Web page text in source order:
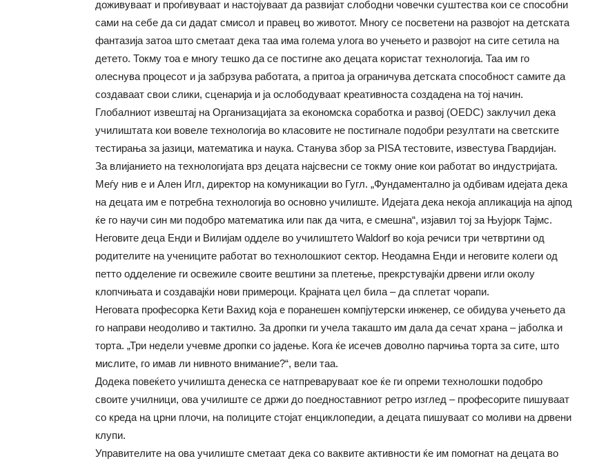
доживуваат и проѓивуваат и настојуваат да развијат слободни човечки суштества кои се способни
сами на себе да си дадат смисол и правец во животот. Многу се посветени на развојот на детската
фантазија затоа што сметаат дека таа има голема улога во учењето и развојот на сите сетила на
детето. Токму тоа е многу тешко да се постигне ако децата користат технологија. Таа им го
олеснува процесот и ја забрзува работата, а притоа ја ограничува детската способност самите да
создаваат свои слики, сценарија и ја ослободуваат креативноста создадена на тој начин.
Глобалниот извештај на Организацијата за економска соработка и развој (OEDC) заклучил дека
училиштата кои вовеле технологија во класовите не постигнале подобри резултати на светските
тестирања за јазици, математика и наука. Станува збор за PISA тестовите, известува Гвардијан.
За влијанието на технологијата врз децата најсвесни се токму оние кои работат во индустријата.
Меѓу нив е и Ален Игл, директор на комуникации во Гугл. „Фундаментално ја одбивам идејата дека
на децата им е потребна технологија во основно училиште. Идејата дека некоја апликација на ајпод
ќе го научи син ми подобро математика или пак да чита, е смешна“, изјавил тој за Њујорк Тајмс.
Неговите деца Енди и Вилијам одделе во училиштето Waldorf во која речиси три четвртини од
родителите на учениците работат во технолошкиот сектор. Неодамна Енди и неговите колеги од
петто одделение ги освежиле своите вештини за плетење, прекрстувајќи дрвени игли околу
клопчињата и создавајќи нови примероци. Крајната цел била – да сплетат чорапи.
Неговата професорка Кети Вахид која е поранешен компјутерски инженер, се обидува учењето да
го направи неодоливо и тактилно. За дропки ги учела такашто им дала да сечат храна – јаболка и
торта. „Три недели учевме дропки со јадење. Кога ќе исечев доволно парчиња торта за сите, што
мислите, го имав ли нивното внимание?“, вели таа.
Додека повеќето училишта денеска се натпреваруваат кое ќе ги опреми технолошки подобро
своите училници, ова училиште се држи до поедноставниот ретро изглед – професорите пишуваат
со креда на црни плочи, на полиците стојат енциклопедии, а децата пишуваат со моливи на дрвени
клупи.
Управителите на ова училиште сметаат дека со ваквите активности ќе им помогнат на децата во